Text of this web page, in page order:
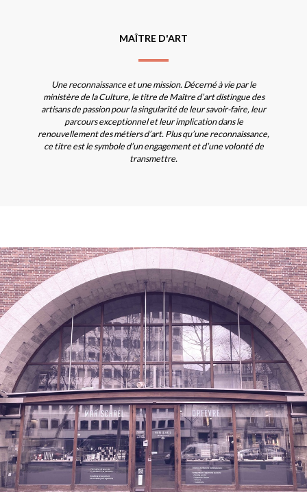
MAÎTRE D'ART
Une reconnaissance et une mission. Décerné à vie par le
ministère de la Culture, le titre de Maître d’art distingue des
artisans de passion pour la singularité de leur savoir-faire, leur
parcours exceptionnel et leur implication dans le
renouvellement des métiers d’art. Plus qu’une reconnaissance,
ce titre est le symbole d’un engagement et d’une volonté de
transmettre.